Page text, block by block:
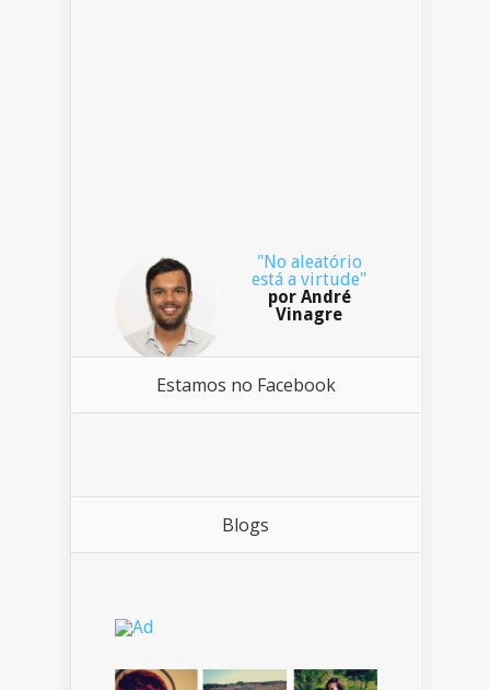
"No aleatório
está a virtude"
por André
Vinagre
Estamos no Facebook
Blogs